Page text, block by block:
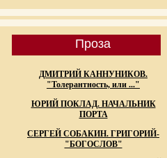
Проза
ДМИТРИЙ КАННУНИКОВ.
"Толерантность, или ..."
ЮРИЙ ПОКЛАД. НАЧАЛЬНИК
ПОРТА
СЕРГЕЙ СОБАКИН. ГРИГОРИЙ-
"БОГОСЛОВ"